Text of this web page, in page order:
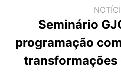
Seminário
programação